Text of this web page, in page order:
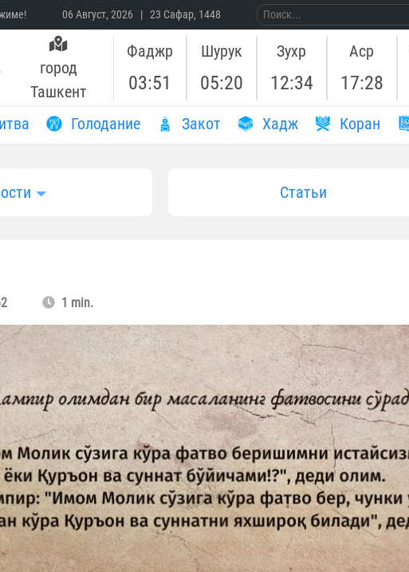
06 Август, 2026 | 23 Сафар, 1448
город
Ташкент
Фаджр
03:51
Шурук
05:20
Зухр
12:34
Аср
17:28
Голодание Закот Хадж Коран
Статьи
1 min.